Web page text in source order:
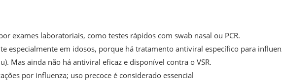
exames laboratoriais, como testes rápidos com swab nasal ou PCR.
especialmente em idosos, porque há tratamento antiviral específico para
Mas ainda não há antiviral eficaz e disponível contra o VSR.
por influenza; uso precoce é considerado essencial